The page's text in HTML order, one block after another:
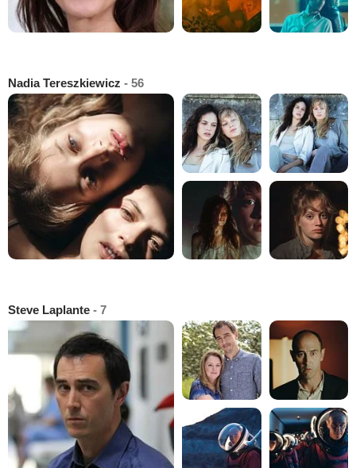
Nadia Tereszkiewicz - 56
Steve Laplante - 7